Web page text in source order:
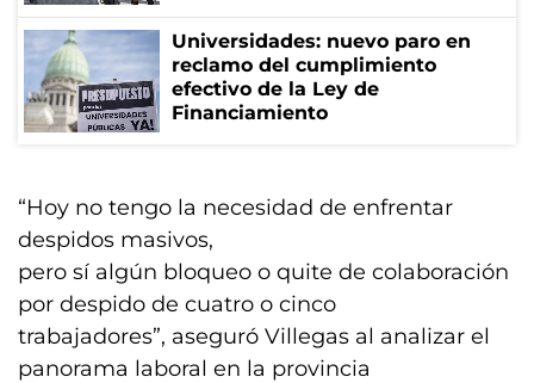
Universidades: nuevo paro en
reclamo del cumplimiento
efectivo de la Ley de
Financiamiento
“Hoy no tengo la necesidad de enfrentar
despidos masivos,
pero sí algún bloqueo o quite de colaboración
por despido de cuatro o cinco
trabajadores”, aseguró Villegas al analizar el
panorama laboral en la provincia